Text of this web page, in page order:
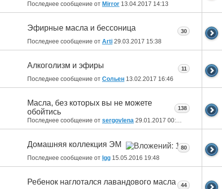
Последнее сообщение от Mirror 13.04.2017 14:13
Эфирные масла и бессоница
Последнее сообщение от Arti 29.03.2017 15:38
30
Алкоголизм и эфиры
Последнее сообщение от Сольен 13.02.2017 16:46
11
Масла, без которых вы не можете
обойтись
Последнее сообщение от sergovlena 29.01.2017 00:25
138
Домашняя коллекция ЭМ
Последнее сообщение от lgg 15.05.2016 19:48
80
Ребенок наглотался лавандового масла 44